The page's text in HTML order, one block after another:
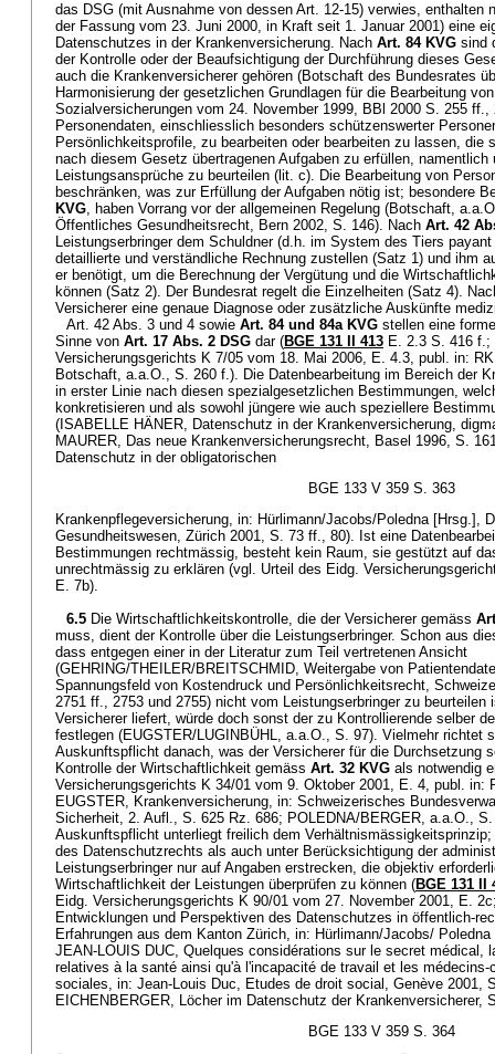
das DSG (mit Ausnahme von dessen Art. 12-15) verwies, enthalten
der Fassung vom 23. Juni 2000, in Kraft seit 1. Januar 2001) eine
Datenschutzes in der Krankenversicherung. Nach Art. 84 KVG sind
der Kontrolle oder der Beaufsichtigung der Durchführung dieses
auch die Krankenversicherer gehören (Botschaft des Bundesrates
Harmonisierung der gesetzlichen Grundlagen für die Bearbeitung
Sozialversicherungen vom 24. November 1999, BBl 2000 S. 255 ff.,
Personendaten, einschliesslich besonders schützenswerter
Persönlichkeitsprofile, zu bearbeiten oder bearbeiten zu lassen, die
nach diesem Gesetz übertragenen Aufgaben zu erfüllen, namentlich
Leistungsansprüche zu beurteilen (lit. c). Die Bearbeitung von
beschränken, was zur Erfüllung der Aufgaben nötig ist; besondere
KVG, haben Vorrang vor der allgemeinen Regelung (Botschaft,
Öffentliches Gesundheitsrecht, Bern 2002, S. 146). Nach Art. 42
Leistungserbringer dem Schuldner (d.h. im System des Tiers
detaillierte und verständliche Rechnung zustellen (Satz 1) und ihm
er benötigt, um die Berechnung der Vergütung und die
können (Satz 2). Der Bundesrat regelt die Einzelheiten (Satz 4).
Versicherer eine genaue Diagnose oder zusätzliche Auskünfte
Art. 42 Abs. 3 und 4 sowie Art. 84 und 84a KVG stellen eine
Sinne von Art. 17 Abs. 2 DSG dar (BGE 131 II 413 E. 2.3 S. 416
Versicherungsgerichts K 7/05 vom 18. Mai 2006, E. 4.3, publ. in:
Botschaft, a.a.O., S. 260 f.). Die Datenbearbeitung im Bereich der
in erster Linie nach diesen spezialgesetzlichen Bestimmungen,
konkretisieren und als sowohl jüngere wie auch speziellere
(ISABELLE HÄNER, Datenschutz in der Krankenversicherung,
MAURER, Das neue Krankenversicherungsrecht, Basel 1996, S.
Datenschutz in der obligatorischen
BGE 133 V 359 S. 363
Krankenpflegeversicherung, in: Hürlimann/Jacobs/Poledna [Hrsg.],
Gesundheitswesen, Zürich 2001, S. 73 ff., 80). Ist eine
Bestimmungen rechtmässig, besteht kein Raum, sie gestützt auf
unrechtmässig zu erklären (vgl. Urteil des Eidg.
E. 7b).
6.5 Die Wirtschaftlichkeitskontrolle, die der Versicherer gemäss
muss, dient der Kontrolle über die Leistungserbringer. Schon aus
dass entgegen einer in der Literatur zum Teil vertretenen Ansicht
(GEHRING/THEILER/BREITSCHMID, Weitergabe von
Spannungsfeld von Kostendruck und Persönlichkeitsrecht,
2751 ff., 2753 und 2755) nicht vom Leistungserbringer zu beurteilen
Versicherer liefert, würde doch sonst der zu Kontrollierende selber
festlegen (EUGSTER/LUGINBÜHL, a.a.O., S. 97). Vielmehr richtet
Auskunftspflicht danach, was der Versicherer für die Durchsetzung
Kontrolle der Wirtschaftlichkeit gemäss Art. 32 KVG als notwendig
Versicherungsgerichts K 34/01 vom 9. Oktober 2001, E. 4, publ. in:
EUGSTER, Krankenversicherung, in: Schweizerisches
Sicherheit, 2. Aufl., S. 625 Rz. 686; POLEDNA/BERGER, a.a.O.,
Auskunftspflicht unterliegt freilich dem
des Datenschutzrechts als auch unter Berücksichtigung der
Leistungserbringer nur auf Angaben erstrecken, die objektiv
Wirtschaftlichkeit der Leistungen überprüfen zu können (BGE 131 II
Eidg. Versicherungsgerichts K 90/01 vom 27. November 2001, E.
Entwicklungen und Perspektiven des Datenschutzes in öffentlich-
Erfahrungen aus dem Kanton Zürich, in: Hürlimann/Jacobs/
JEAN-LOUIS DUC, Quelques considérations sur le secret médical,
relatives à la santé ainsi qu'à l'incapacité de travail et les
sociales, in: Jean-Louis Duc, Etudes de droit social, Genève 2001,
EICHENBERGER, Löcher im Datenschutz der Krankenversicherer,
BGE 133 V 359 S. 364